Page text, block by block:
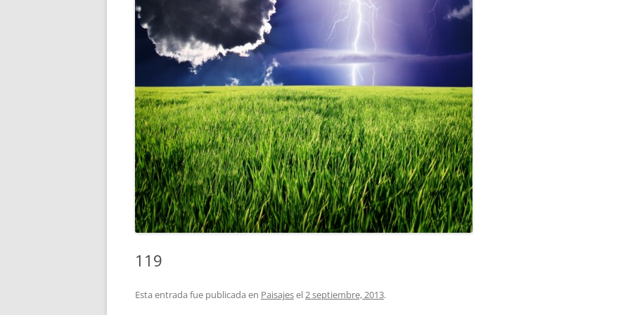
119
Esta entrada fue publicada en Paisajesel2 septiembre, 2013.